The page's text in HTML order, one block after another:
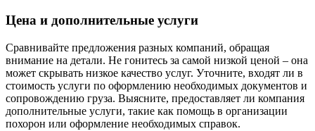
Цена и дополнительные услуги
Сравнивайте предложения разных компаний, обращая
внимание на детали. Не гонитесь за самой низкой ценой – она
может скрывать низкое качество услуг. Уточните, входят ли в
стоимость услуги по оформлению необходимых документов и
сопровождению груза. Выясните, предоставляет ли компания
дополнительные услуги, такие как помощь в организации
похорон или оформление необходимых справок.